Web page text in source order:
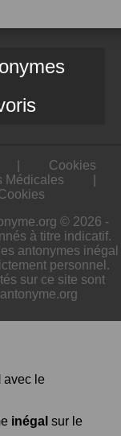
Cookies
Médicales
© 2026 -
à titre indicatif.
antonymes inégal
personnel.
sur ce site sont
avec le
inégal sur le